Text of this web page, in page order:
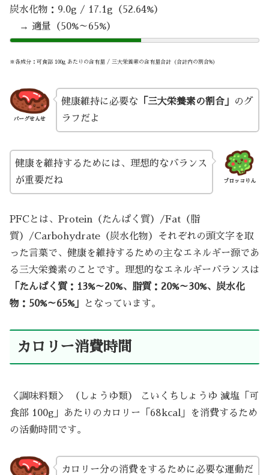
炭水化物：9.0g / 17.1g（52.64%）
→ 適量（50%～65%）
※各成分：可食部 100g あたりの含有量 / 三大栄養素の含有量合計（合計内の割合%）
バーグせんせ
健康維持に必要な 「三大栄養素の割合」
のグ
ラフだよ
ブロッコりん
健康を維持するためには、理想的なバランス
が重要だね
PFCとは、Protein（たんぱく質）/Fat（脂
質）/Carbohydrate（炭水化物）それぞれの頭文字を取
った言葉で、健康を維持するための主なエネルギー源であ
る三大栄養素のことです。理想的なエネルギーバランスは
「たんぱく質：13%～20%、脂質：20%～30%、炭水化
物：50%～65%」
となっています。
カロリー消費時間
＜調味料類＞ （しょうゆ類） こいくちしょうゆ 減塩「可
食部 100g」あたりのカロリー「68kcal」を消費するため
の活動時間です。
カロリー分の消費をするために必要な運動だ